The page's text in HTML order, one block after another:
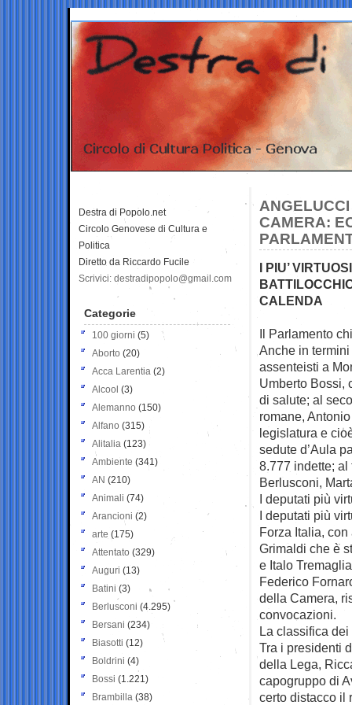
CAMERA:
I PIU’
CALENDA
Il Parlamento
Anche in
assenteisti a
Umberto Bossi,
di salute; al
romane,
legislatura e
sedute d’Aula
8.777 indette; al
Berlusconi,
I deputati più
I deputati più
Forza Italia,
Grimaldi che è
e Italo
Federico
della Camera,
convocazioni.
La classifica
Tra i presidenti
della Lega,
capogruppo di
certo distacco il
Destra di Popolo.net
Circolo Genovese di Cultura e
Politica
Diretto da Riccardo Fucile
Scrivici: destradipopolo@gmail.com
Categorie
100 giorni (5)
Aborto (20)
Acca Larentia (2)
Alcool (3)
Alemanno (150)
Alfano (315)
Alitalia (123)
Ambiente (341)
AN (210)
Animali (74)
Arancioni (2)
arte (175)
Attentato (329)
Auguri (13)
Batini (3)
Berlusconi (4.295)
Bersani (234)
Biasotti (12)
Boldrini (4)
Bossi (1.221)
Brambilla (38)